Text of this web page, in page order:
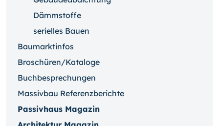
Dämmstoffe
serielles Bauen
Baumarktinfos
Broschüren/Kataloge
Buchbesprechungen
Massivbau Referenzberichte
Passivhaus Magazin